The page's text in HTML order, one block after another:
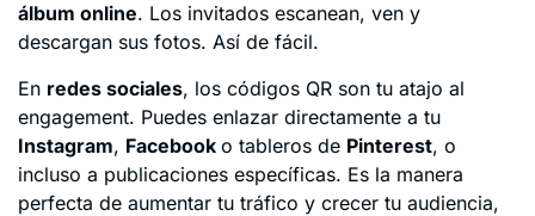
álbum online. Los invitados escanean, ven y
descargan sus fotos. Así de fácil.
En redes sociales, los códigos QR son tu atajo al
engagement. Puedes enlazar directamente a tu
Instagram, Facebook o tableros de Pinterest, o
incluso a publicaciones específicas. Es la manera
perfecta de aumentar tu tráfico y crecer tu audiencia,